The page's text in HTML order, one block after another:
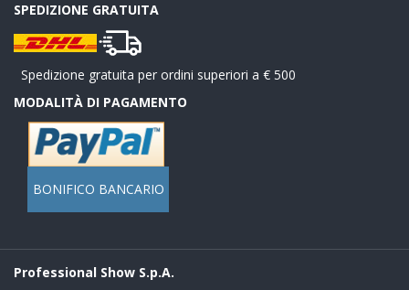
SPEDIZIONE GRATUITA
Spedizione gratuita per ordini superiori a € 500
MODALITÀ DI PAGAMENTO
BONIFICO BANCARIO
Professional Show S.p.A.